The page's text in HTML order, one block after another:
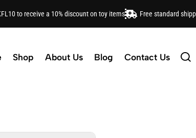
to receive a 10% discount on toy items Free standard
Shop About Us Blog Contact Us